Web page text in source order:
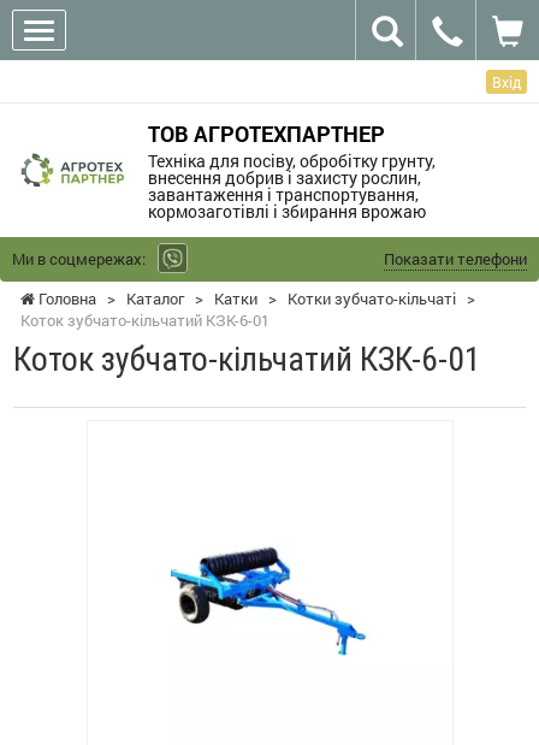
Вхід
ТОВ АГРОТЕХПАРТНЕР
Техніка для посіву, обробітку грунту,
внесення добрив і захисту рослин,
завантаження і транспортування,
кормозаготівлі і збирання врожаю
Ми в соцмережах:
Показати телефони
Головна > Каталог > Катки > Котки зубчато-кільчаті >
Коток зубчато-кільчатий КЗК-6-01
Коток зубчато-кільчатий КЗК-6-01